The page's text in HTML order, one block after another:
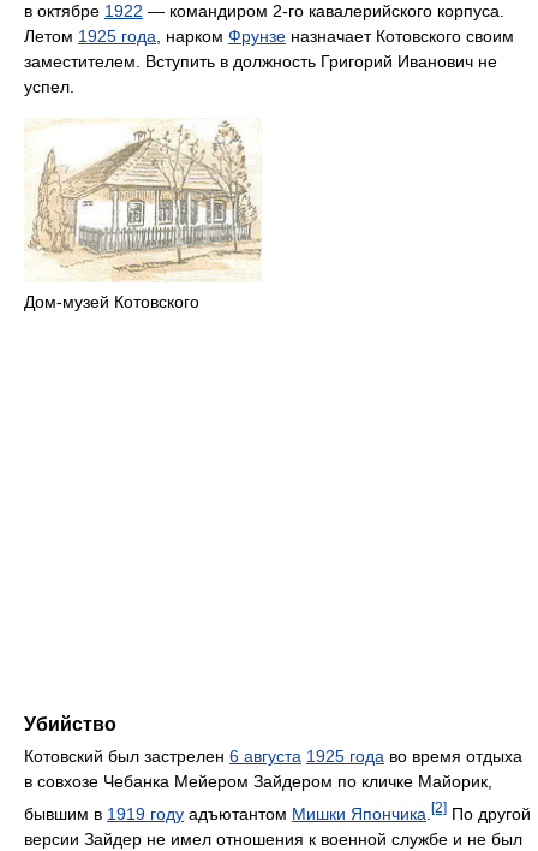
в октябре 1922 — командиром 2-го кавалерийского корпуса.
Летом 1925 года , нарком Фрунзе назначает Котовского своим
заместителем. Вступить в должность Григорий Иванович не
успел.
Дом-музей Котовского
Убийство
Котовский был застрелен 6 августа 1925 года во время отдыха
в совхозе Чебанка Мейером Зайдером по кличке Майорик,
бывшим в 1919 году адъютантом Мишки Япончика [2] По другой
версии Зайдер не имел отношения к военной службе и не был